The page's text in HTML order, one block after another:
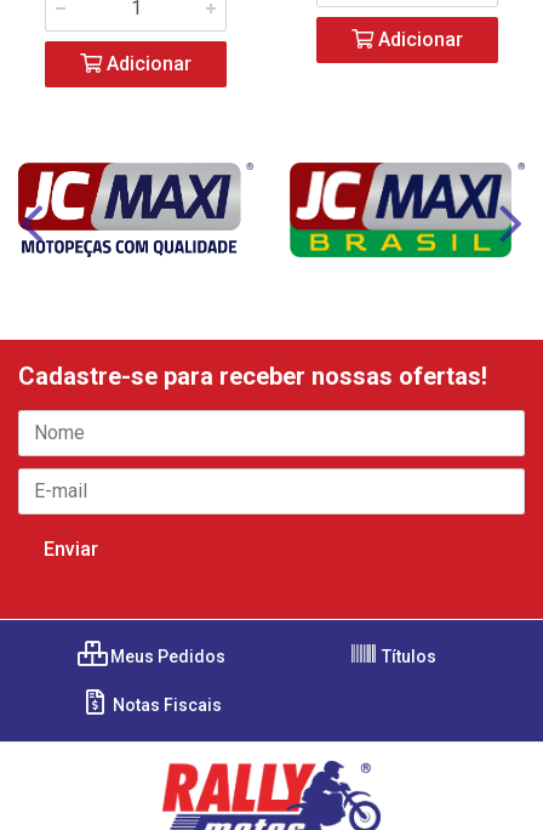
Adicionar
Adicionar
Cadastre-se para receber nossas ofertas!
Meus Pedidos Títulos
Notas Fiscais